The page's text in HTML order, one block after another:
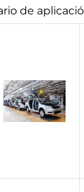
de